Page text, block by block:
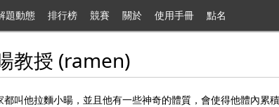
題動態 排行榜 競賽 關於 使用手冊 點名
教授 (ramen)
叫他拉麵小暘，並且他有一些神奇的體質，會使得他體內累